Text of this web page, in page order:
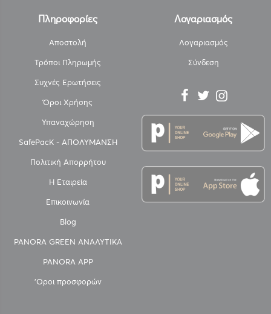
Πληροφορίες
Αποστολή
Τρόποι Πληρωμής
Συχνές Ερωτήσεις
Όροι Χρήσης
Υπαναχώρηση
SafePacK - ΑΠΟΛΥΜΑΝΣΗ
Πολιτική Απορρήτου
Η Εταιρεία
Επικοινωνία
Blog
PANORA GREEN ΑΝΑΛΥΤΙΚΑ
PANORA APP
'Οροι προσφορών
Λογαριασμός
Λογαριασμός
Σύνδεση